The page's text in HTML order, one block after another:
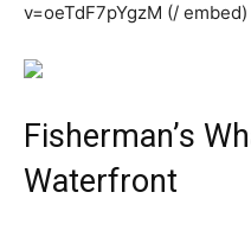
v=oeTdF7pYgzM (/ embed)
Fisherman’s
Waterfront